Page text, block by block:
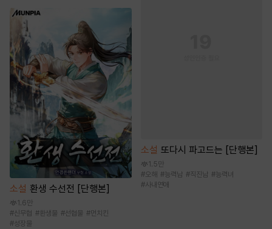
소설 환생 수선전 [단행본]
1.6만
#신무협 # 환생물 #선협물 #먼치킨
#성장물
소설 또다시 파고드는 [단행본]
1.5만
#오해 #능력남 #직진남 #능력녀
#사내연애